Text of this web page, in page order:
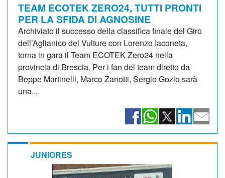
TEAM ECOTEK ZERO24, TUTTI PRONTI
PER LA SFIDA DI AGNOSINE
Archiviato il successo della classifica finale del Giro
dell’Aglianico del Vulture con Lorenzo Iaconeta,
torna in gara il Team ECOTEK Zero24 nella
provincia di Brescia. Per i fan del team diretto da
Beppe Martinelli, Marco Zanotti, Sergio Gozio sarà
una...
JUNIORES